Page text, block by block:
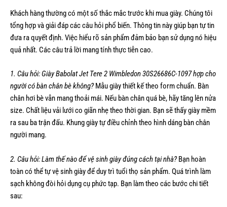
Khách hàng thường có một số thắc mắc trước khi mua giày. Chúng tôi
tổng hợp và giải đáp các câu hỏi phổ biến. Thông tin này giúp bạn tự tin
đưa ra quyết định. Việc hiểu rõ sản phẩm đảm bảo bạn sử dụng nó hiệu
quả nhất. Các câu trả lời mang tính thực tiễn cao.
1. Câu hỏi: Giày Babolat Jet Tere 2 Wimbledon 30S26686C-1097 hợp cho
người có bàn chân bè không?Mẫu giày thiết kế theo form chuẩn. Bàn
chân hơi bè vẫn mang thoải mái. Nếu bàn chân quá bè, hãy tăng lên nửa
size. Chất liệu vải lưới co giãn nhẹ theo thời gian. Bạn sẽ thấy giày mềm
ra sau ba trận đấu. Khung giày tự điều chỉnh theo hình dáng bàn chân
người mang.
2. Câu hỏi: Làm thế nào để vệ sinh giày đúng cách tại nhà?Bạn hoàn
toàn có thể tự vệ sinh giày để duy trì tuổi thọ sản phẩm. Quá trình làm
sạch không đòi hỏi dụng cụ phức tạp. Bạn làm theo các bước chi tiết
sau: